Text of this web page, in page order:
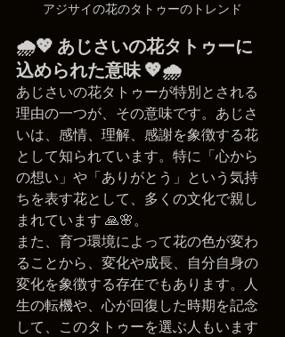
アジサイの花のタトゥーのトレンド
🌧️💖 あじさいの花タトゥーに
込められた意味 💖🌧️
あじさいの花タトゥーが特別とされる
理由の一つが、その意味です。あじさ
いは、感情、理解、感謝を象徴する花
として知られています。特に「心から
の想い」や「ありがとう」という気持
ちを表す花として、多くの文化で親し
まれています 🙏🌸。
また、育つ環境によって花の色が変わ
ることから、変化や成長、自分自身の
変化を象徴する存在でもあります。人
生の転機や、心が回復した時期を記念
して、このタトゥーを選ぶ人もいます